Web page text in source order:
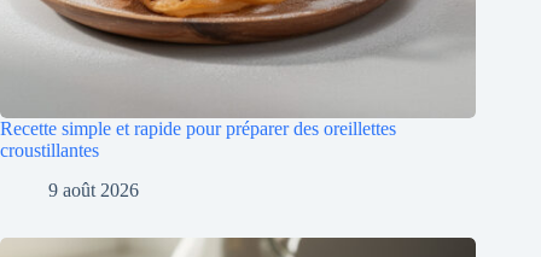
Recette simple et rapide pour préparer des oreillettes
croustillantes
9 août 2026